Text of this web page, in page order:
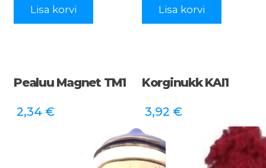
Lisa korvi Lisa korvi
Pealuu Magnet TM1
2,34 €
Korginukk KAI1
3,92 €